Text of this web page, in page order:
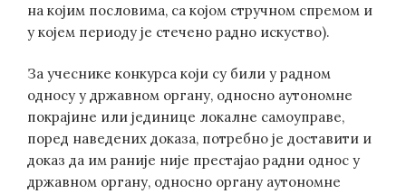
на којим пословима, са којом стручном спремом и
у којем периоду је стечено радно искуство).
За учеснике конкурса који су били у радном
односу у државном органу, односно аутономне
покрајине или јединице локалне самоуправе,
поред наведених доказа, потребно је доставити и
доказ да им раније није престајао радни однос у
државном органу, односно органу аутономне